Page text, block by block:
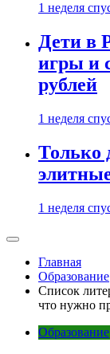
1 неделя
Дети в
игры и
рублей
1 неделя
Только
1 неделя
Главная
Образование
Список
что нужно
Образование